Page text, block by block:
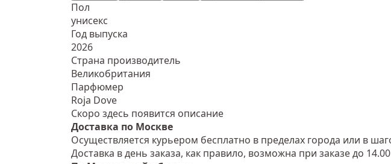
Пол
унисекс
Год выпуска
2026
Страна производитель
Великобритания
Парфюмер
Roja Dove
Скоро здесь появится описание
Доставка по Москве
Осуществляется курьером бесплатно в пределах города или в
Доставка в день заказа, как правило, возможна при заказе до